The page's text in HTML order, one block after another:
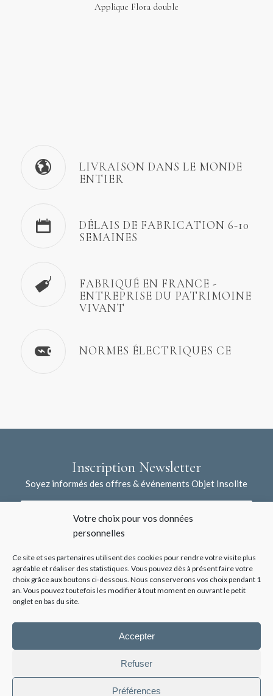
Votre choix pour vos données
personnelles
Ce site et ses partenaires utilisent des cookies pour rendre votre visite plus
agréable et réaliser des statistiques. Vous pouvez dès à présent faire votre
choix grâce aux boutons ci-dessous. Nous conserverons vos choix pendant 1
an. Vous pouvez toutefois les modifier à tout moment en ouvrant le petit
onglet en bas du site.
Accepter
Refuser
Préférences
Applique Flora double
LIVRAISON DANS LE MONDE
ENTIER
DÉLAIS DE FABRICATION 6-10
SEMAINES
FABRIQUÉ EN FRANCE -
ENTREPRISE DU PATRIMOINE
VIVANT
NORMES ÉLECTRIQUES CE
Inscription Newsletter
Soyez informés des offres & événements Objet Insolite
J'accepte la collecte de mes données à l'aide de ce formulaire /